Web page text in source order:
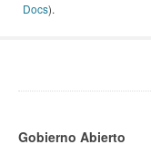
Docs).
Gobierno Abierto